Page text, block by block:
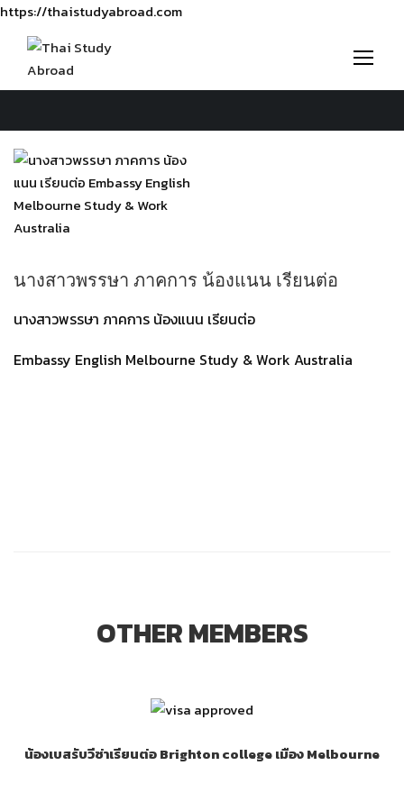
https://thaistudyabroad.com
นางสาวพรรษา ภาคการ น้องแนน เรียนต่อ
นางสาวพรรษา ภาคการ น้องแนน เรียนต่อ
Embassy English Melbourne Study & Work Australia
OTHER MEMBERS
น้องเบสรับวีซ่าเรียนต่อ Brighton college เมือง Melbourne